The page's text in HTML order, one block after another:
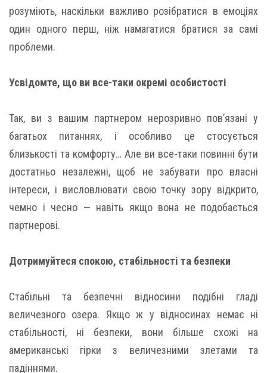
розуміють, наскільки важливо розібратися в емоціях
один одного перш, ніж намагатися братися за самі
проблеми.
Усвідомте, що ви все-таки окремі особистості
Так, ви з вашим партнером нерозривно пов’язані у
багатьох питаннях, і особливо це стосується
близькості та комфорту… Але ви все-таки повинні бути
достатньо незалежні, щоб не забувати про власні
інтереси, і висловлювати свою точку зору відкрито,
чемно і чесно — навіть якщо вона не подобається
партнерові.
Дотримуйтеся спокою, стабільності та безпеки
Стабільні та безпечні відносини подібні гладі
величезного озера. Якщо ж у відносинах немає ні
стабільності, ні безпеки, вони більше схожі на
американські гірки з величезними злетами та
падіннями.